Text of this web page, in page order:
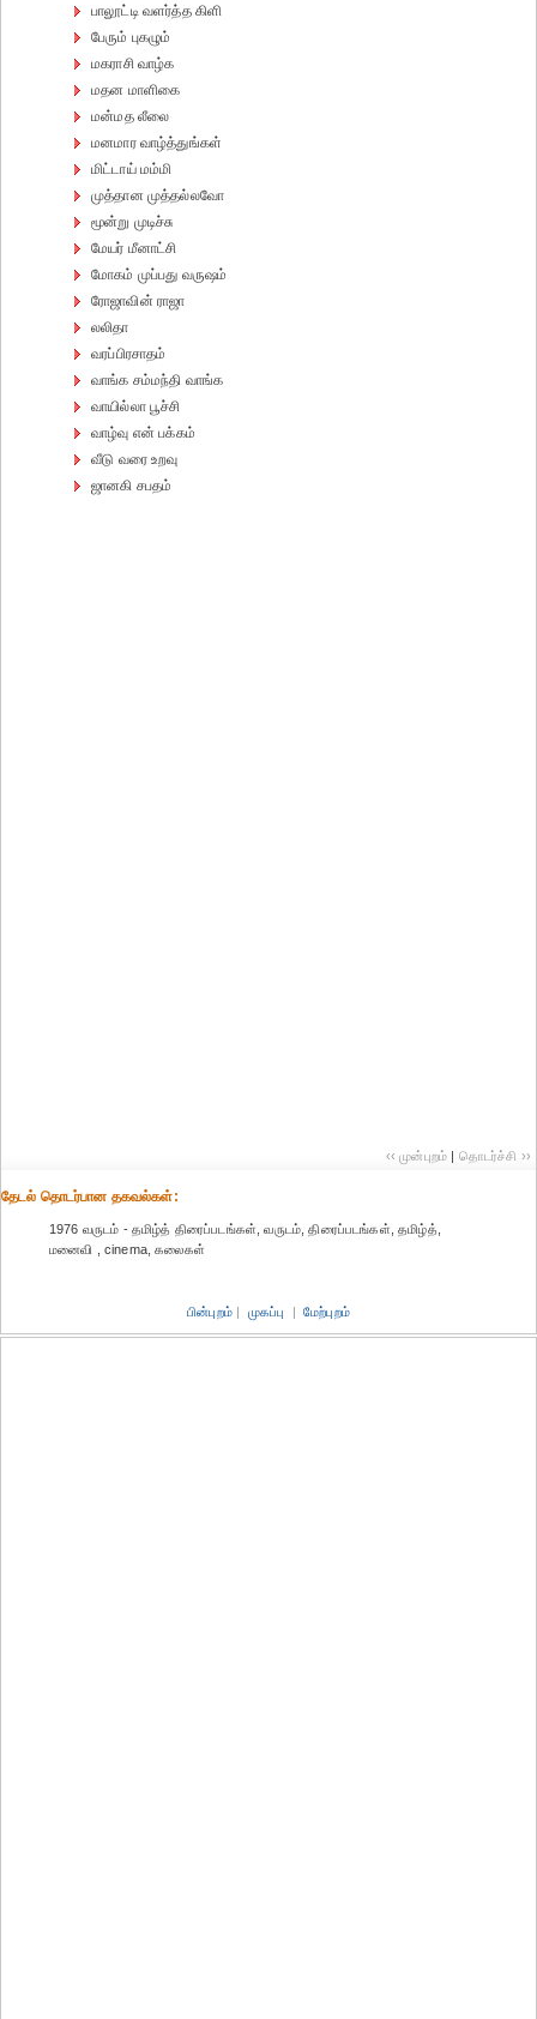
பாலூட்டி வளர்த்த கிளி
பேரும் புகழும்
மகராசி வாழ்க
மதன மாளிகை
மன்மத லீலை
மனமார வாழ்த்துங்கள்
மிட்டாய் மம்மி
முத்தான முத்தல்லவோ
மூன்று முடிச்சு
மேயர் மீனாட்சி
மோகம் முப்பது வருஷம்
ரோஜாவின் ராஜா
லலிதா
வரப்பிரசாதம்
வாங்க சம்மந்தி வாங்க
வாயில்லா பூச்சி
வாழ்வு என் பக்கம்
வீடு வரை உறவு
ஜானகி சபதம்
‹‹ முன்புறம் | தொடர்ச்சி ››
தேட‌ல் தொட‌ர்பான தகவ‌ல்க‌ள்:
1976 வருடம் - தமிழ்த் திரைப்படங்கள், வருடம், திரைப்படங்கள், தமிழ்த்,
மனைவி , cinema, கலைகள்
பின்புறம் | முகப்பு | மேற்புறம்